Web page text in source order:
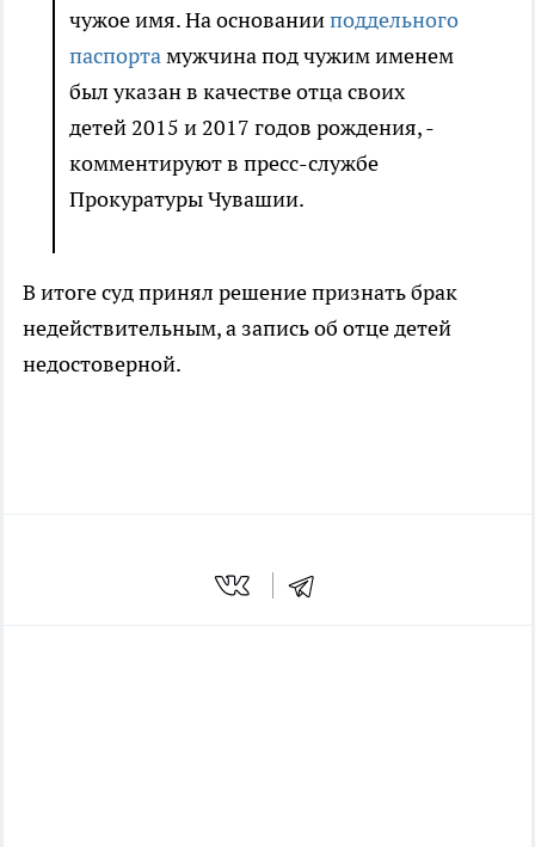
чужое имя. На основанииподдельного
паспортамужчина под чужим именем
был указан в качестве отца своих
детей 2015 и 2017 годов рождения, -
комментируют в пресс-службе
Прокуратуры Чувашии.
В итоге суд принял решение признать брак
недействительным, а запись об отце детей
недостоверной.